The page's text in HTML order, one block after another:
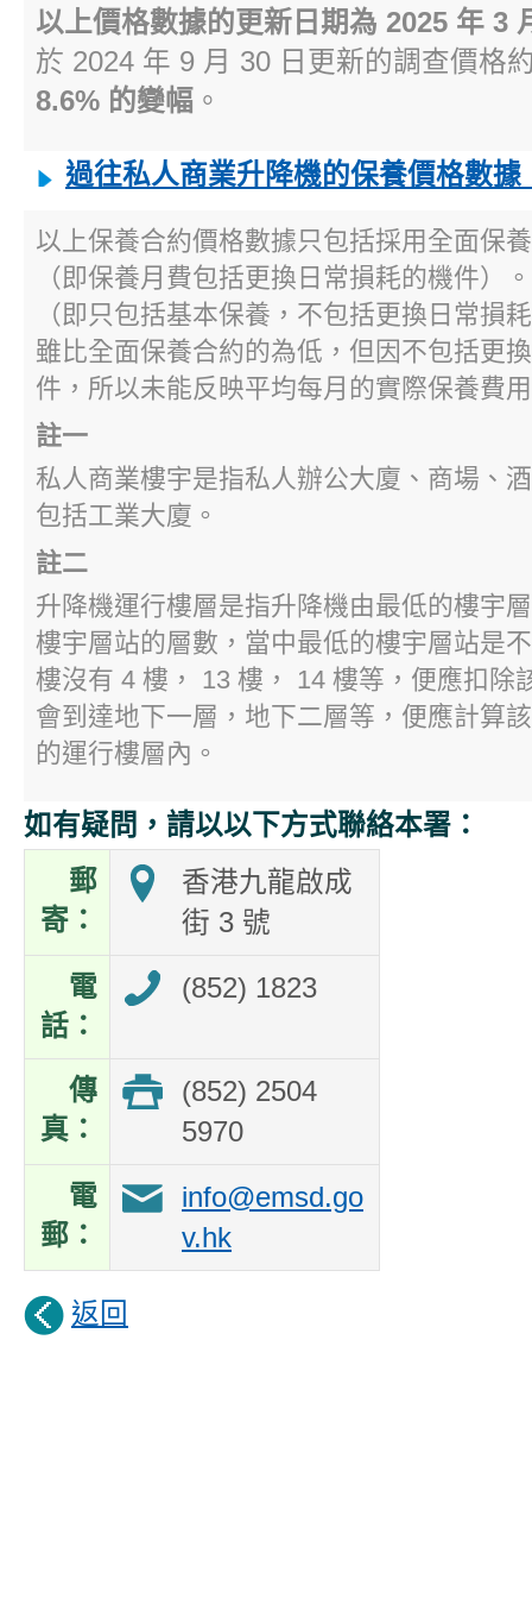
以上價格數據的更新日期為 2025 年 3
於 2024 年 9 月 30 日更新的調查價格
8.6% 的變幅 。
過往私人商業升降機的保養價格數據
以上保養合約價格數據只包括採用全面保
（即保養月費包括更換日常損耗的機件）
（即只包括基本保養，不包括更換日常損
雖比全面保養合約的為低，但因不包括更
件，所以未能反映平均每月的實際保養費
註一
私人商業樓宇是指私人辦公大廈、商場、
包括工業大廈。
註二
升降機運行樓層是指升降機由最低的樓宇
樓宇層站的層數，當中最低的樓宇層站是
樓沒有 4 樓， 13 樓， 14 樓等，便應扣除
會到達地下一層，地下二層等，便應計算
的運行樓層內。
如有疑問，請以以下方式聯絡本署：
郵
寄：
香港九龍啟成
街 3 號
電
話：
(852) 1823
傳
真：
(852) 2504
5970
電
郵：
info@emsd.go
v.hk
返回